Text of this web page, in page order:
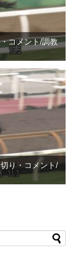
コメント/調教
り・コメント/